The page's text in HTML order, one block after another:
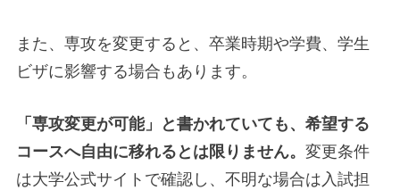
また、専攻を変更すると、卒業時期や学費、学生
ビザに影響する場合もあります。
「専攻変更が可能」と書かれていても、希望する
コースへ自由に移れるとは限りません。 変更条件
は大学公式サイトで確認し、不明な場合は入試担